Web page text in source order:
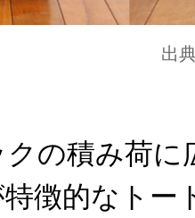
出
クの積み荷
徴的なトー